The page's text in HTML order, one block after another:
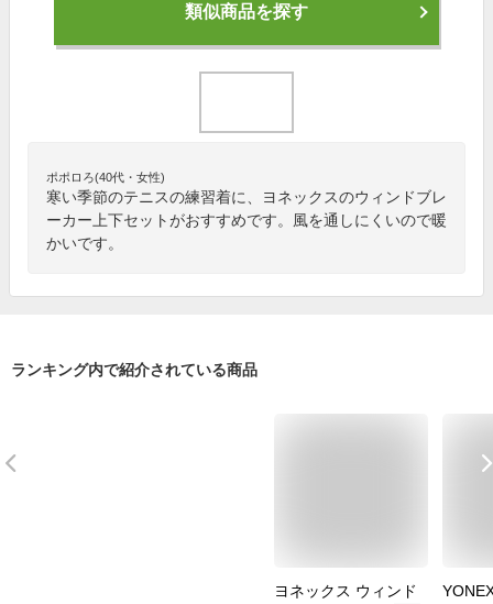
類似商品を探す
ポポロろ(40代・女性)
寒い季節のテニスの練習着に、ヨネックスのウィンドブレ
ーカー上下セットがおすすめです。風を通しにくいので暖
かいです。
ランキング内で紹介されている商品
ヨネックス ウィンド